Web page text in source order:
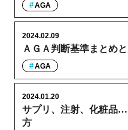
AGA
ＡＧＡ判断基準まとめ
2024.02.09
AGA
サプリ、注射、化粧品
方
2024.01.20